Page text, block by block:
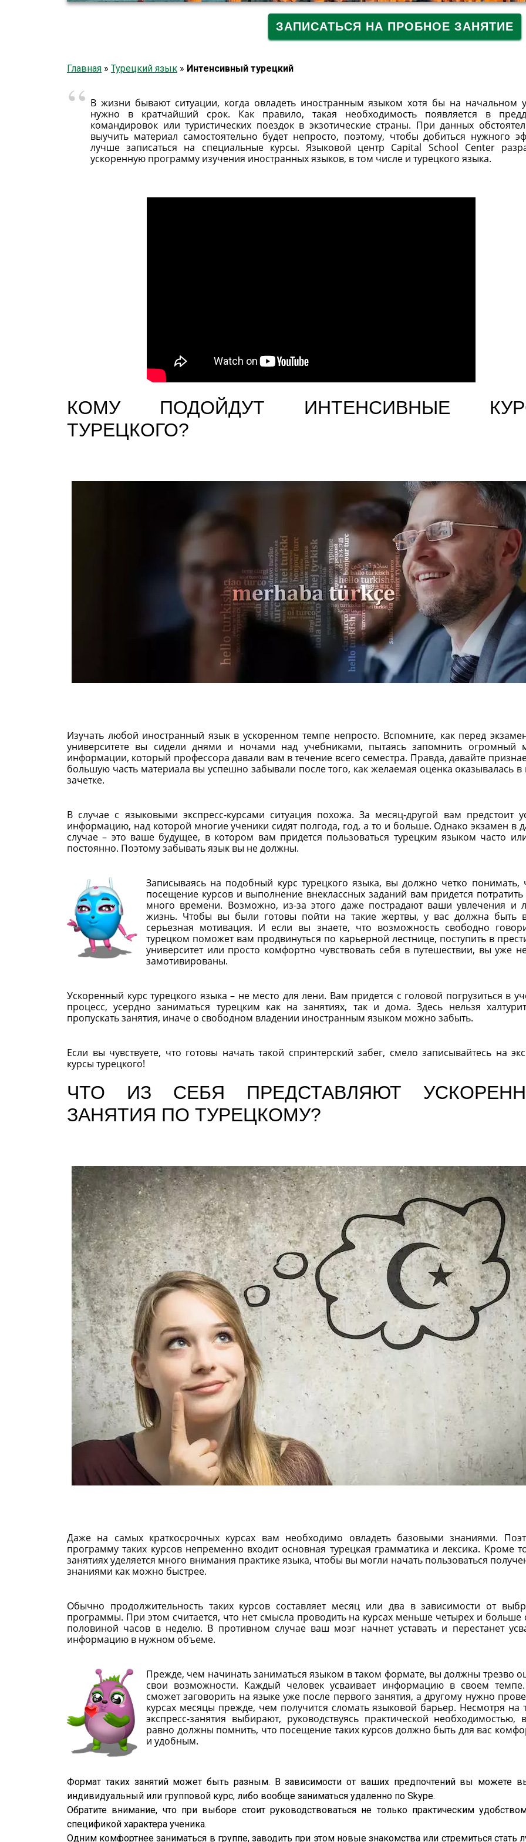
ЗАПИСАТЬСЯ НА ПРОБНОЕ ЗАНЯТИЕ
Главная » Турецкий язык » Интенсивный турецкий
В жизни бывают ситуации, когда овладеть иностранным языком хотя бы на начальном
нужно в кратчайший срок. Как правило, такая необходимость появляется в
командировок или туристических поездок в экзотические страны. При данных
выучить материал самостоятельно будет непросто, поэтому, чтобы добиться нужного
лучше записаться на специальные курсы. Языковой центр Capital School Center
ускоренную программу изучения иностранных языков, в том числе и турецкого языка.
КОМУ ПОДОЙДУТ ИНТЕНСИВНЫЕ
ТУРЕЦКОГО?
Изучать любой иностранный язык в ускоренном темпе непросто. Вспомните, как перед
университете вы сидели днями и ночами над учебниками, пытаясь запомнить огромный
информации, который профессора давали вам в течение всего семестра. Правда, давайте
большую часть материала вы успешно забывали после того, как желаемая оценка оказывалась
зачетке.
В случае с языковыми экспресс-курсами ситуация похожа. За месяц-другой вам предстоит
информацию, над которой многие ученики сидят полгода, год, а то и больше. Однако экзамен в
случае – это ваше будущее, в котором вам придется пользоваться турецким языком часто
постоянно. Поэтому забывать язык вы не должны.
Записываясь на подобный курс турецкого языка, вы должно четко понимать,
посещение курсов и выполнение внеклассных заданий вам придется
много времени. Возможно, из-за этого даже пострадают ваши увлечения и
жизнь. Чтобы вы были готовы пойти на такие жертвы, у вас должна быть
серьезная мотивация. И если вы знаете, что возможность свободно
турецком поможет вам продвинуться по карьерной лестнице, поступить в
университет или просто комфортно чувствовать себя в путешествии, вы уже
замотивированы.
Ускоренный курс турецкого языка – не место для лени. Вам придется с головой погрузиться в
процесс, усердно заниматься турецким как на занятиях, так и дома. Здесь нельзя
пропускать занятия, иначе о свободном владении иностранным языком можно забыть.
Если вы чувствуете, что готовы начать такой спринтерский забег, смело записывайтесь на
курсы турецкого!
ЧТО ИЗ СЕБЯ ПРЕДСТАВЛЯЮТ
ЗАНЯТИЯ ПО ТУРЕЦКОМУ?
Даже на самых краткосрочных курсах вам необходимо овладеть базовыми знаниями.
программу таких курсов непременно входит основная турецкая грамматика и лексика. Кроме
занятиях уделяется много внимания практике языка, чтобы вы могли начать пользоваться
знаниями как можно быстрее.
Обычно продолжительность таких курсов составляет месяц или два в зависимости от
программы. При этом считается, что нет смысла проводить на курсах меньше четырех и больше
половиной часов в неделю. В противном случае ваш мозг начнет уставать и перестанет
информацию в нужном объеме.
Прежде, чем начинать заниматься языком в таком формате, вы должны трезво
свои возможности. Каждый человек усваивает информацию в своем
сможет заговорить на языке уже после первого занятия, а другому нужно
курсах месяцы прежде, чем получится сломать языковой барьер. Несмотря на
экспресс-занятия выбирают, руководствуясь практической необходимостью,
равно должны помнить, что посещение таких курсов должно быть для вас
и удобным.
Формат таких занятий может быть разным. В зависимости от ваших предпочтений вы можете
индивидуальный или групповой курс, либо вообще заниматься удаленно по Skype.
Обратите внимание, что при выборе стоит руководствоваться не только практическим
спецификой характера ученика.
Одним комфортнее заниматься в группе, заводить при этом новые знакомства или стремиться стать